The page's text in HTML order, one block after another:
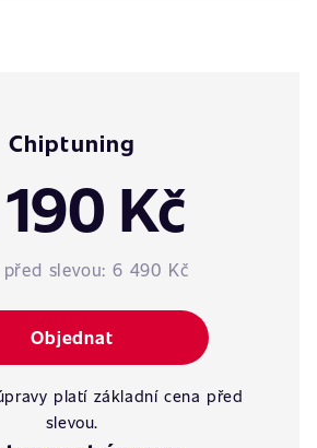
Chiptuning
Kč
před slevou: 6 490 Kč
Objednat
platí základní cena před
slevou.